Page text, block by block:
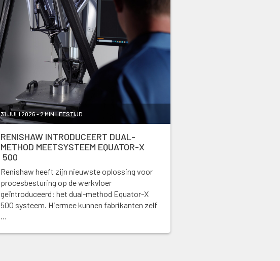
31 JULI 2026 - 2 MIN LEESTIJD
RENISHAW INTRODUCEERT DUAL-
METHOD MEETSYSTEEM EQUATOR-X
500
Renishaw heeft zijn nieuwste oplossing voor
procesbesturing op de werkvloer
geïntroduceerd: het dual-method Equator-X
500 systeem. Hiermee kunnen fabrikanten zelf